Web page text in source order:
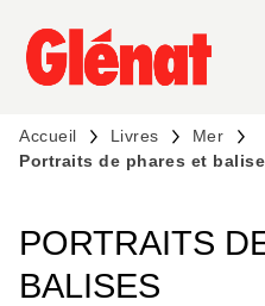
MENU RECHERCHE
PIED DE PAGE
Accueil Livres
Mer
Portraits de phares et
PORTRAITS
BALISES